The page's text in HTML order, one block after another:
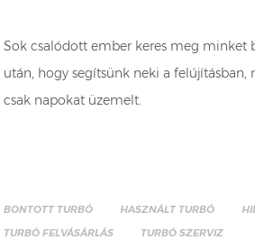
Sok csalódott ember keres meg minket
után, hogy segítsünk neki a
csak napokat üzemelt.
BONTOTT TURBÓ HASZNÁLT TURBÓ
TURBÓ FELVÁSÁRLÁS
TURBÓ SZERVIZ